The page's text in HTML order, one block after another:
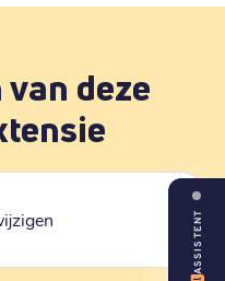
deze
ASSISTENT